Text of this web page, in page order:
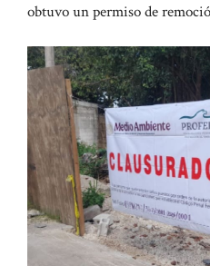
obtuvo un permiso de